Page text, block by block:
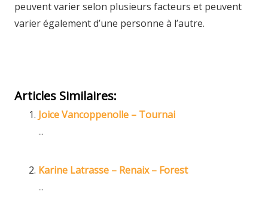
peuvent varier selon plusieurs facteurs et peuvent
varier également d’une personne à l’autre.
Articles Similaires:
Joice Vancoppenolle – Tournai
...
Karine Latrasse – Renaix – Forest
...